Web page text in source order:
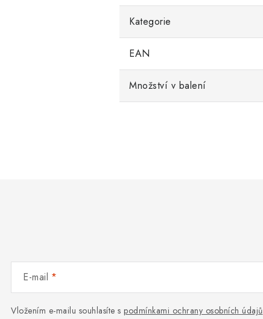
Kategorie
EAN
Množství v balení
E-mail
Vložením e-mailu souhlasíte s podmínkami ochrany osobních údajů